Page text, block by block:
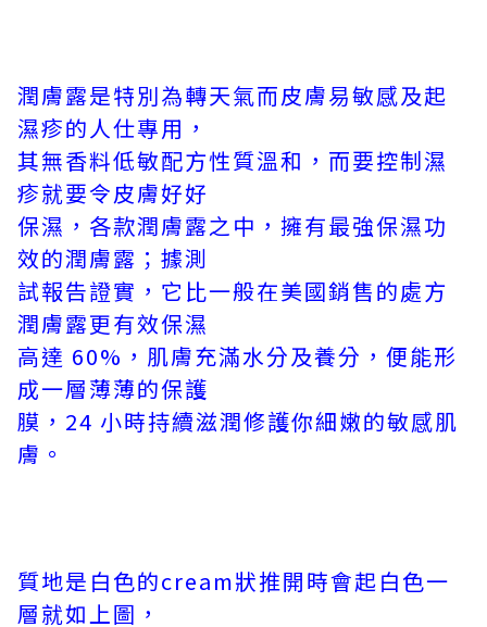
潤膚露是特別為轉天氣而皮膚易敏感及起
濕疹的人仕專用，
其無香料低敏配方性質溫和，而要控制濕
疹就要令皮膚好好
保濕，各款潤膚露之中，擁有最強保濕功
效的潤膚露；據測
試報告證實，它比一般在美國銷售的處方
潤膚露更有效保濕
高達 60%，肌膚充滿水分及養分，便能形
成一層薄薄的保護
膜，24 小時持續滋潤修護你細嫩的敏感肌
膚。
質地是白色的cream狀推開時會起白色一
層就如上圖，